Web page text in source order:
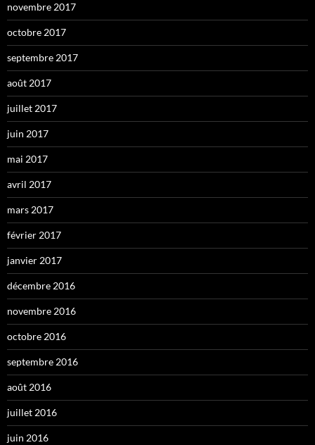
novembre 2017
octobre 2017
septembre 2017
août 2017
juillet 2017
juin 2017
mai 2017
avril 2017
mars 2017
février 2017
janvier 2017
décembre 2016
novembre 2016
octobre 2016
septembre 2016
août 2016
juillet 2016
juin 2016